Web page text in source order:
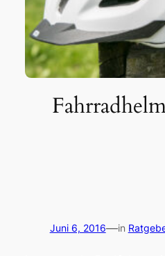
Juni 6, 2016—in